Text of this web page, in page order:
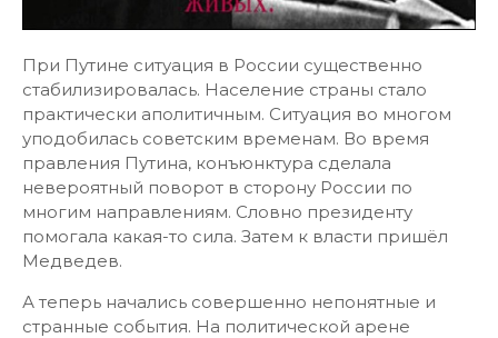
При Путине ситуация в России существенно
стабилизировалась. Население страны стало
практически аполитичным. Ситуация во многом
уподобилась советским временам. Во время
правления Путина, конъюнктура сделала
невероятный поворот в сторону России по
многим направлениям. Словно президенту
помогала какая-то сила. Затем к власти пришёл
Медведев.
А теперь начались совершенно непонятные и
странные события. На политической арене